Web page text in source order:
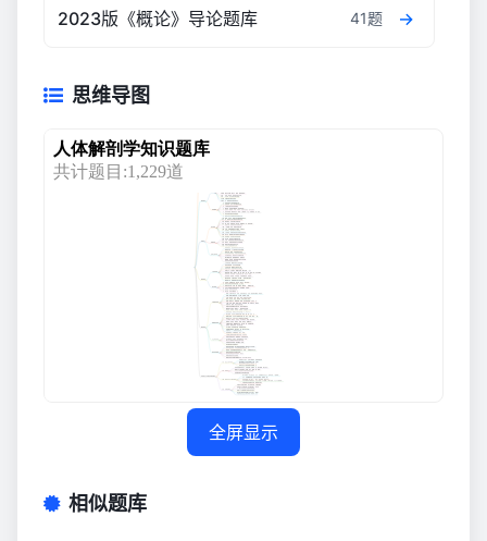
2023版《概论》导论题库 41题
思维导图
全屏显示
相似题库